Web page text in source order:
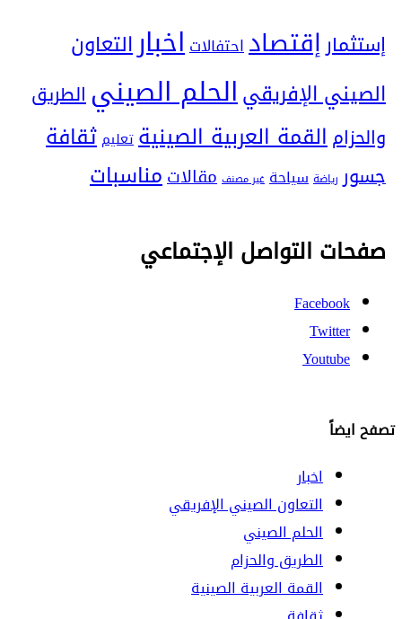
إستثمارإقتصاداحتفالاتاخبارالتعاون
الصيني الإفريقيالحلم الصينيالطريق
والحزامالقمة العربية الصينيةتعليم ثقافة
جسور رياضة سياحة غير مصنف مقالاتمناسبات
صفحات التواصل الإجتماعي
Facebook
Twitter
Youtube
تصفح ايضاً
اخبار
التعاون الصيني الإفريقي
الحلم الصيني
الطريق والحزام
القمة العربية الصينية